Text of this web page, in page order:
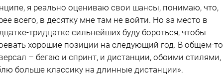
я реально оцениваю свои шансы, понимаю, что,
всего, в десятку мне там не войти. Но за место в
тридцатке сильнейших буду бороться, чтобы
хорошие позиции на следующий год. В общем-
– бегаю и спринт, и дистанции, обоими
больше классику на длинные дистанции».